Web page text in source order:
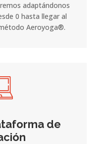
adaptándonos
0 hasta llegar al
Aeroyoga®.
de